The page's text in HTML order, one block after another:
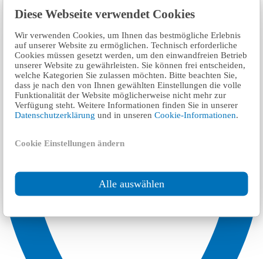
Diese Webseite verwendet Cookies
Wir verwenden Cookies, um Ihnen das bestmögliche Erlebnis
auf unserer Website zu ermöglichen. Technisch erforderliche
Cookies müssen gesetzt werden, um den einwandfreien Betrieb
unserer Website zu gewährleisten. Sie können frei entscheiden,
welche Kategorien Sie zulassen möchten. Bitte beachten Sie,
dass je nach den von Ihnen gewählten Einstellungen die volle
Funktionalität der Website möglicherweise nicht mehr zur
Verfügung steht. Weitere Informationen finden Sie in unserer
Datenschutzerklärungund in unserenCookie-Informationen
Cookie Einstellungen ändern
Alle auswählen